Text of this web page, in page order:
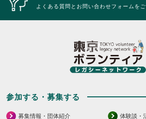
よくある質問とお問い合わせフォームをご
参加する・募集する
募集情報・団体紹介 体験談・